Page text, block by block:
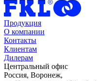
Продукция
О компании
Контакты
Клиентам
Дилерам
Центральный офис
Россия, Воронеж,